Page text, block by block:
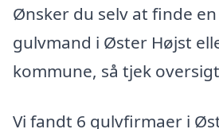
Ønsker du selv at finde
gulvmand i Øster Højst
kommune, så tjek
Vi fandt 6 gulvfirmaer i